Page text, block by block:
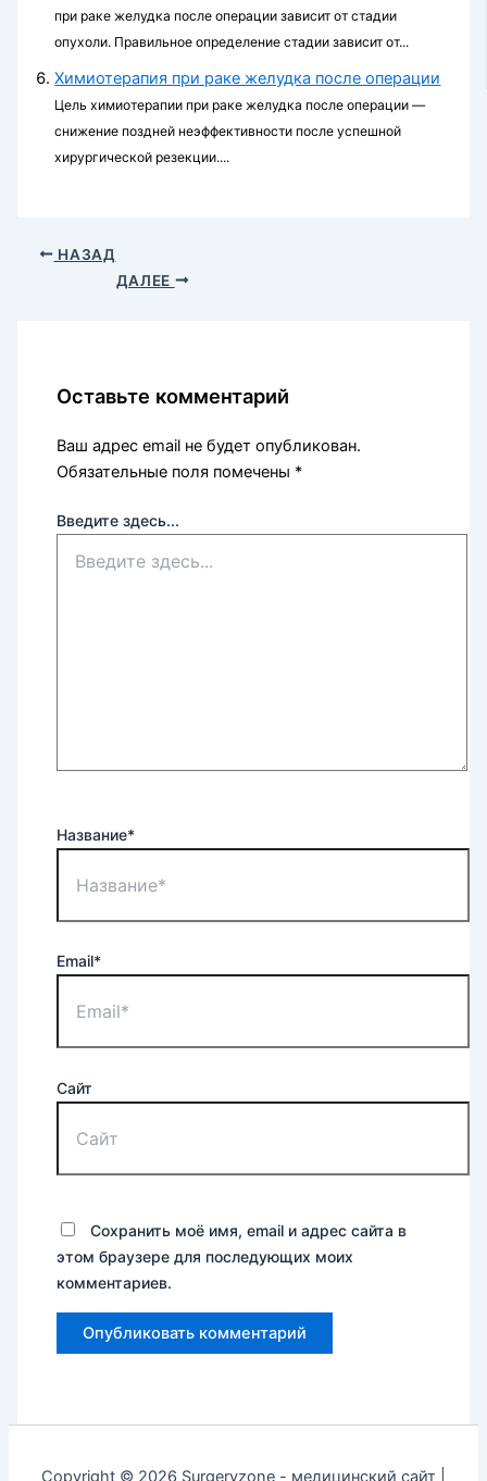
при раке желудка после операции зависит от стадии
опухоли. Правильное определение стадии зависит от...
Химиотерапия при раке желудка после операции
Цель химиотерапии при раке желудка после операции —
снижение поздней неэффективности после успешной
хирургической резекции....
НАЗАД
ДАЛЕЕ
Оставьте комментарий
Ваш адрес email не будет опубликован.
Обязательные поля помечены *
Введите здесь...
Название*
Email*
Сайт
Сохранить моё имя, email и адрес сайта в
этом браузере для последующих моих
комментариев.
Copyright © 2026 Surgeryzone - медицинский сайт |